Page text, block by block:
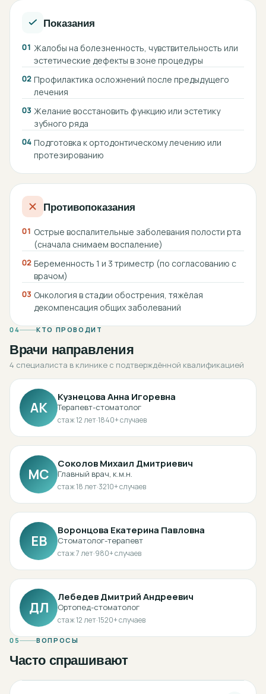
Показания
01 Жалобы на болезненность, чувствительность или
эстетические дефекты в зоне процедуры
02 Профилактика осложнений после предыдущего
лечения
03 Желание восстановить функцию или эстетику
зубного ряда
04 Подготовка к ортодонтическому лечению или
протезированию
Противопоказания
01 Острые воспалительные заболевания полости рта
(сначала снимаем воспаление)
02 Беременность 1 и 3 триместр (по согласованию с
врачом)
03 Онкология в стадии обострения, тяжёлая
декомпенсация общих заболеваний
04 КТО ПРОВОДИТ
Врачи направления
4 специалиста в клинике с подтверждённой квалификацией
АК
Кузнецова Анна Игоревна
Терапевт-стоматолог
стаж12лет·1840+ случаев
МС
Соколов Михаил Дмитриевич
Главный врач, к.м.н.
стаж18лет·3210+ случаев
ЕВ
Воронцова Екатерина Павловна
Стоматолог-терапевт
стаж7лет·980+ случаев
ДЛ
Лебедев Дмитрий Андреевич
Ортопед-стоматолог
стаж12лет·1520+ случаев
05 ВОПРОСЫ
Часто спрашивают